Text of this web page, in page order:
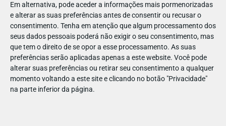
Em alternativa, pode aceder a informações mais pormenorizadas
e alterar as suas preferências antes de consentir ou recusar o
consentimento. Tenha em atenção que algum processamento dos
seus dados pessoais poderá não exigir o seu consentimento, mas
que tem o direito de se opor a esse processamento. As suas
preferências serão aplicadas apenas a este website. Você pode
alterar suas preferências ou retirar seu consentimento a qualquer
momento voltando a este site e clicando no botão "Privacidade"
na parte inferior da página.
PUB
4. 🌊 Atrações aquáticas ainda mais
divertidas